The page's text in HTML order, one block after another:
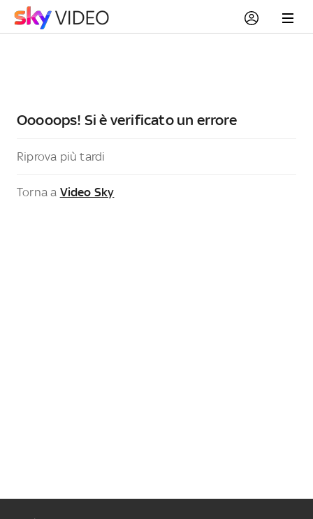
Ooooops! Si è verificato un errore
Riprova più tardi
Torna a Video Sky